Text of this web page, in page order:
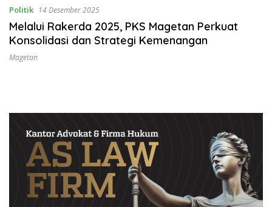
Politik 14 Desember 2025
Melalui Rakerda 2025, PKS Magetan Perkuat
Konsolidasi dan Strategi Kemenangan
Magetan